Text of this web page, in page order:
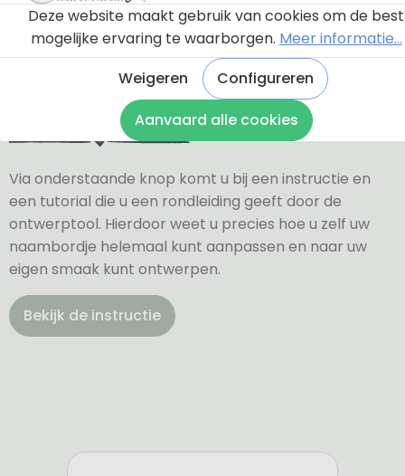
Ontwerptool
Via onderstaande knop komt u bij een instructie en
een tutorial die u een rondleiding geeft door de
ontwerptool. Hierdoor weet u precies hoe u zelf uw
naambordje helemaal kunt aanpassen en naar uw
eigen smaak kunt ontwerpen.
Bekijk de instructie
Deze website maakt gebruik van cookies om de best
mogelijke ervaring te waarborgen. Meer informatie...
Weigeren
Configureren
Aanvaard alle cookies